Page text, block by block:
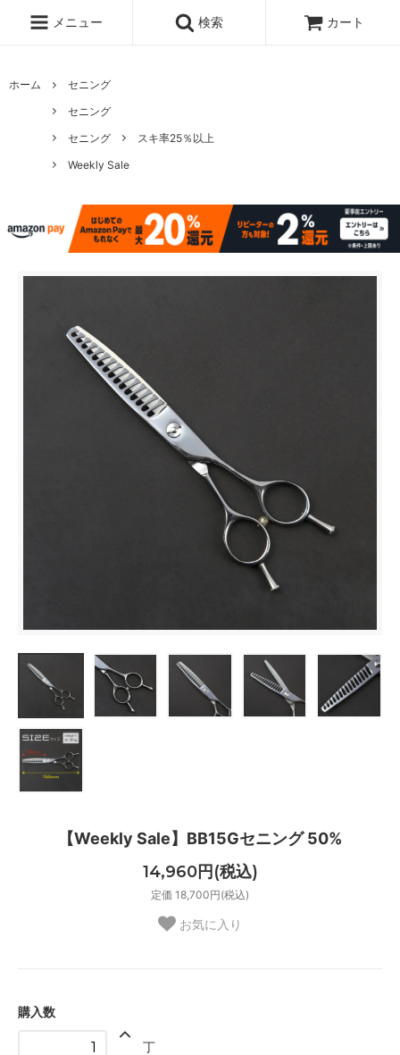
メニュー 検索 カート
ホーム
セニング
セニング
セニング
スキ率25％以上
Weekly Sale
【Weekly Sale】BB15Gセニング 50%
14,960円(税込)
定価 18,700円(税込)
お気に入り
購入数
丁